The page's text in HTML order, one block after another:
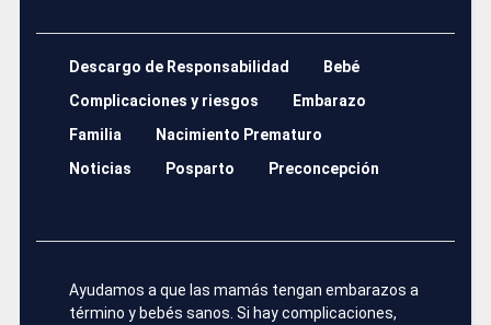
Descargo de Responsabilidad
Bebé
Complicaciones y riesgos
Embarazo
Familia
Nacimiento Prematuro
Noticias
Posparto Preconcepción
Ayudamos a que las mamás tengan embarazos a
término y bebés sanos. Si hay complicaciones,